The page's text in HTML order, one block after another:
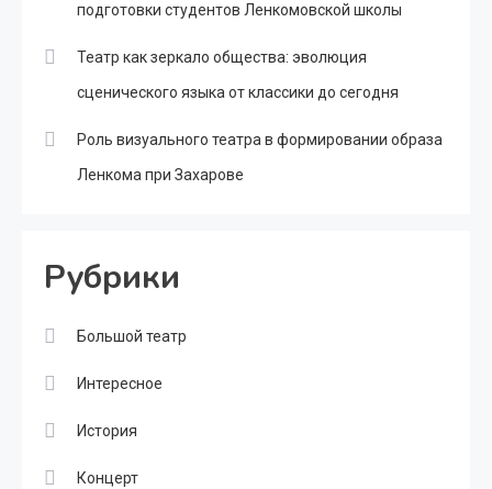
подготовки студентов Ленкомовской школы
Театр как зеркало общества: эволюция
сценического языка от классики до сегодня
Роль визуального театра в формировании образа
Ленкома при Захарове
Рубрики
Большой театр
Интересное
История
Концерт